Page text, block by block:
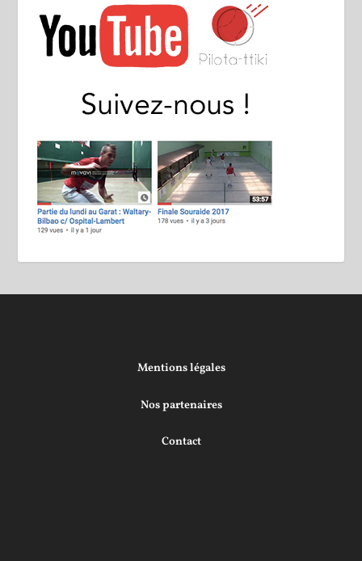
Mentions légales
Nos partenaires
Contact